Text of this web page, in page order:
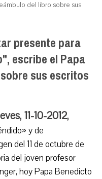
del libro sobre sus
presente para
escribe el Papa
sus escritos
11-10-2012,
y de
del 11 de octubre de
del joven profesor
hoy Papa Benedicto